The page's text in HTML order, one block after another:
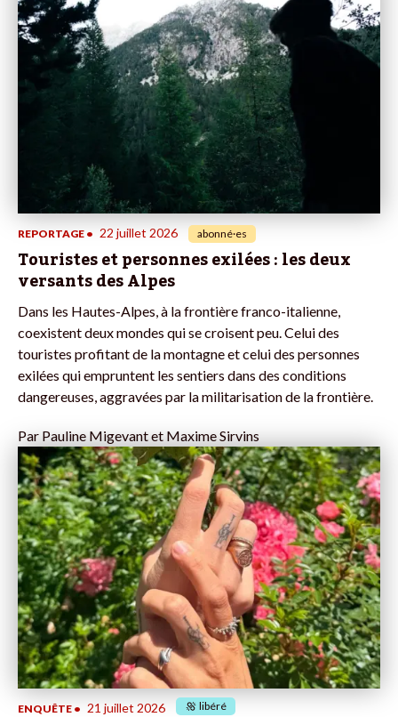
REPORTAGE • 22 juillet 2026 abonné·es
Touristes et personnes exilées : les deux
versants des Alpes
Dans les Hautes-Alpes, à la frontière franco-italienne,
coexistent deux mondes qui se croisent peu. Celui des
touristes profitant de la montagne et celui des personnes
exilées qui empruntent les sentiers dans des conditions
dangereuses, aggravées par la militarisation de la frontière.
Par Pauline Migevant et Maxime Sirvins
ENQUÊTE • 21 juillet 2026 libéré